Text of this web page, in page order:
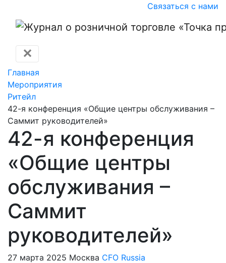
Связаться с нами
✕
Главная
Мероприятия
Ритейл
42-я конференция «Общие центры обслуживания –
Саммит руководителей»
42-я конференция
«Общие центры
обслуживания –
Саммит
руководителей»
27 марта 2025 Москва CFO Russia